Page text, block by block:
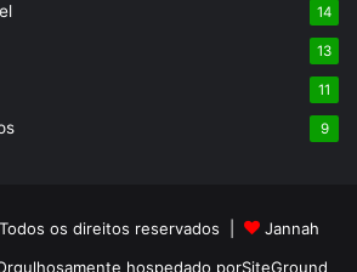
14
13
11
9
os direitos reservados |
Jannah
hospedado porSiteGround